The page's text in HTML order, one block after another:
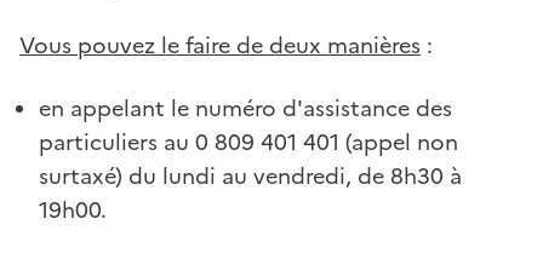
Vous pouvez le faire de deux manières :
en appelant le numéro d'assistance des
particuliers au 0 809 401 401 (appel non
surtaxé) du lundi au vendredi, de 8h30 à
19h00.